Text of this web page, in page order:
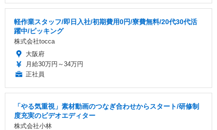
軽作業スタッフ/即日入社/初期費用0円/寮費無料/20代30代活
躍中/ピッキング
株式会社tocca
大阪府
月給30万円～34万円
正社員
「やる気重視」素材動画のつなぎ合わせからスタート/研修制
度充実のビデオエディター
株式会社小林